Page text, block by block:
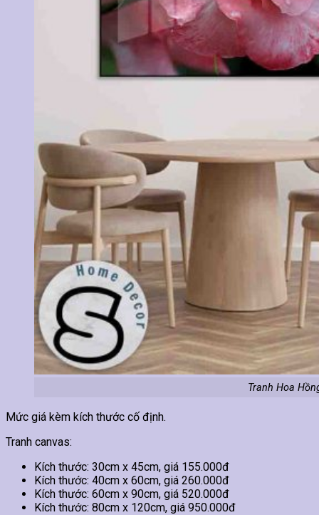
Tranh Hoa
Mức giá kèm kích thước cố định.
Tranh canvas:
Kích thước: 30cm x 45cm, giá 155.000đ
Kích thước: 40cm x 60cm, giá 260.000đ
Kích thước: 60cm x 90cm, giá 520.000đ
Kích thước: 80cm x 120cm, giá 950.000đ